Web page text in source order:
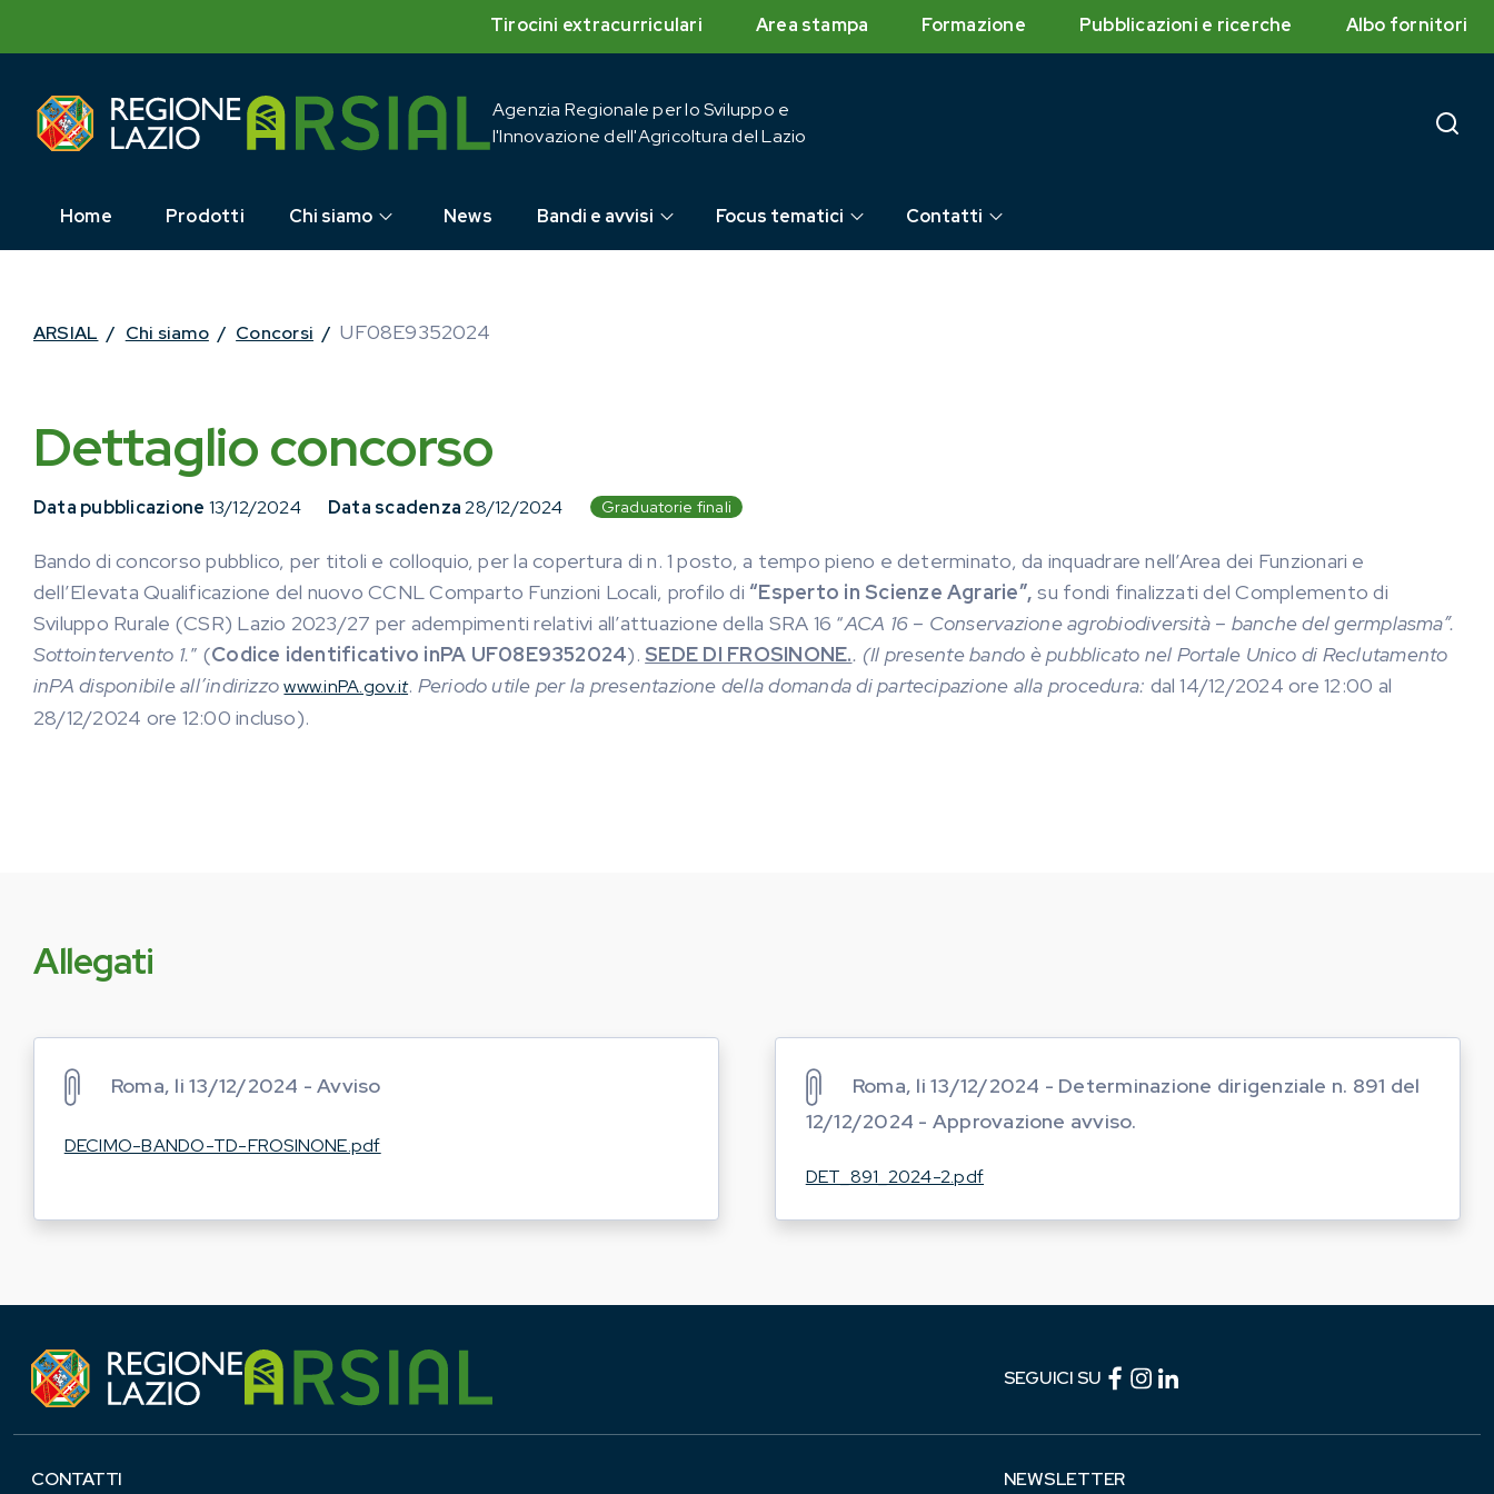
Tirocini extracurriculari Area stampa Formazione Pubblicazioni e ricerche Albo fornitori
Agenzia Regionale per lo Sviluppo e
l'Innovazione dell'Agricoltura del Lazio
Home Prodotti Chi siamo News Bandi e avvisi Focus tematici Contatti
ARSIAL / Chi siamo / Concorsi / UF08E9352024
Dettaglio concorso
Data pubblicazione 13/12/2024 Data scadenza28/12/2024 Graduatorie finali
Bando di concorso pubblico, per titoli e colloquio, per la copertura di n. 1 posto, a tempo pieno e determinato, da inquadrare nell’Area dei Funzionari e
dell’Elevata Qualificazione del nuovo CCNL Comparto Funzioni Locali, profilo di “Esperto in Scienze Agrarie”, su fondi finalizzati del Complemento di
Sviluppo Rurale (CSR) Lazio 2023/27 per adempimenti relativi all’attuazione della SRA 16 “ACA 16 – Conservazione agrobiodiversità – banche del germplasma”.
Sottointervento 1.” (Codice identificativo inPA UF08E9352024).SEDE DI FROSINONE.. (Il presente bando è pubblicato nel Portale Unico di Reclutamento
inPA disponibile all’indirizzowww.inPA.gov.it. Periodo utile per la presentazione della domanda di partecipazione alla procedura: dal 14/12/2024 ore 12:00 al
28/12/2024 ore 12:00 incluso).
Allegati
Roma, li 13/12/2024 - Avviso
DECIMO-BANDO-TD-FROSINONE.pdf
Roma, li 13/12/2024 - Determinazione dirigenziale n. 891 del
12/12/2024 - Approvazione avviso.
DET_891_2024-2.pdf
SEGUICI SU Facebook (link esterno)
Instagram (link esterno)
CONTATTI NEWSLETTER